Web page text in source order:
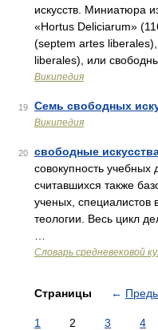
искусств. Миниатюра
«Hortus Deliciarum»
(septem artes
liberales), или
Википедия
19 Семь свободных
Википедия
20 свободные
совокупность учебных
считавшихся также
ученых, специалистов
теологии. Весь цикл
Словарь средневековой
Страницы ←
1 2 3 4